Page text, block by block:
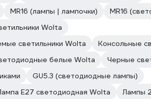
MR16 (лампы | лампочки)
MR16
Wolta
светильники Wolta
Консольные
белые Wolta
Черные
GU5.3 (светодиодные лампы)
E27 светодиодная Wolta
Лампы